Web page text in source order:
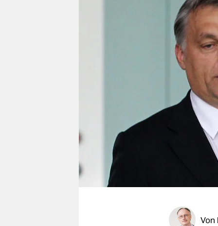
fragen & hilfe
unterstützen
genossenschaft
Von